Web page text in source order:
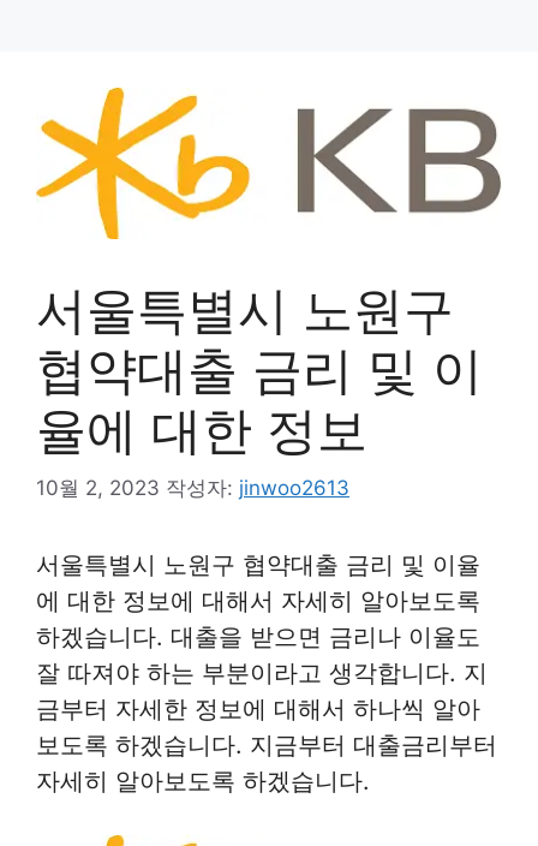
서울특별시 노원구
협약대출 금리 및 이
율에 대한 정보
10월 2, 2023 작성자: jinwoo2613
서울특별시 노원구 협약대출 금리 및 이율
에 대한 정보에 대해서 자세히 알아보도록
하겠습니다. 대출을 받으면 금리나 이율도
잘 따져야 하는 부분이라고 생각합니다. 지
금부터 자세한 정보에 대해서 하나씩 알아
보도록 하겠습니다. 지금부터 대출금리부터
자세히 알아보도록 하겠습니다.